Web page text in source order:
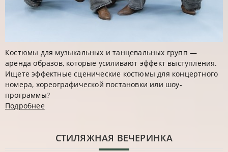
Костюмы для музыкальных и танцевальных групп —
аренда образов, которые усиливают эффект выступления.
Ищете эффектные сценические костюмы для концертного
номера, хореографической постановки или шоу-
программы?
Подробнее
CТИЛЯЖНАЯ ВЕЧЕРИНКА